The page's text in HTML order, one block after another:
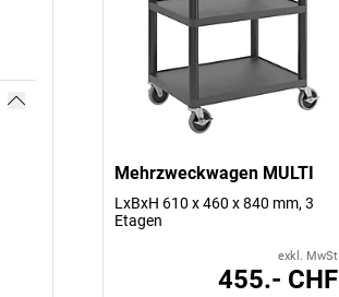
Mehrzweckwagen MULTI
LxBxH 610 x 460 x 840 mm, 3
Etagen
exkl. MwSt
455.- CHF